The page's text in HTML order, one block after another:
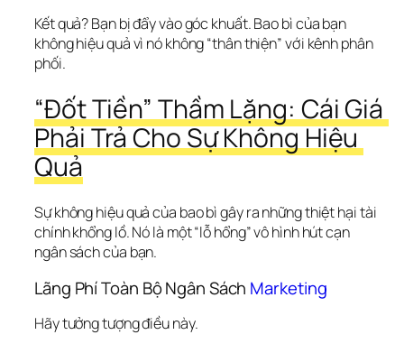
Kết quả? Bạn bị đẩy vào góc khuất. Bao bì của bạn
không hiệu quả vì nó không “thân thiện” với kênh phân
phối.
“Đốt Tiền” Thầm Lặng: Cái Giá
Phải Trả Cho Sự Không Hiệu
Quả
Sự không hiệu quả của bao bì gây ra những thiệt hại tài
chính khổng lồ. Nó là một “lỗ hổng” vô hình hút cạn
ngân sách của bạn.
Lãng Phí Toàn Bộ Ngân Sách Marketing
Hãy tưởng tượng điều này.